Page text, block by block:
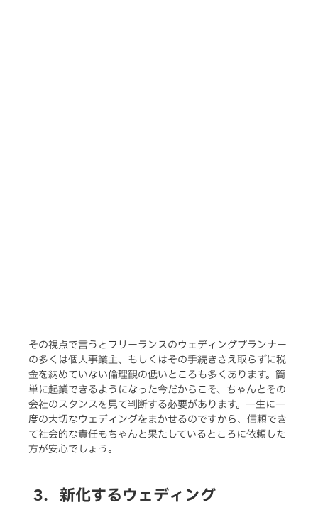
その視点で言うとフリーランスのウェディングプランナー
の多くは個人事業主、もしくはその手続きさえ取らずに税
金を納めていない倫理観の低いところも多くあります。簡
単に起業できるようになった今だからこそ、ちゃんとその
会社のスタンスを見て判断する必要があります。一生に一
度の大切なウェディングをまかせるのですから、信頼でき
て社会的な責任もちゃんと果たしているところに依頼した
方が安心でしょう。
新化するウェディング